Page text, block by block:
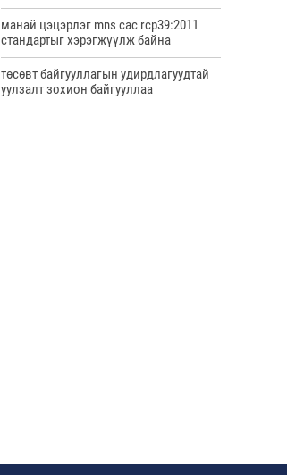
манай цэцэрлэг mns cac rcp39:2011
стандартыг хэрэгжүүлж байна
төсөвт байгууллагын удирдлагуудтай
уулзалт зохион байгууллаа